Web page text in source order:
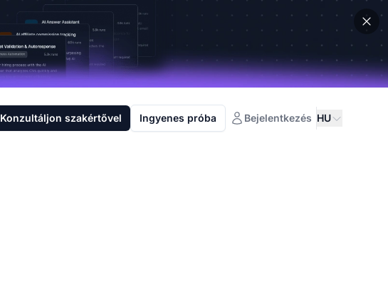
Konzultáljon szakértővel Ingyenes próba Bejelentkezés HU